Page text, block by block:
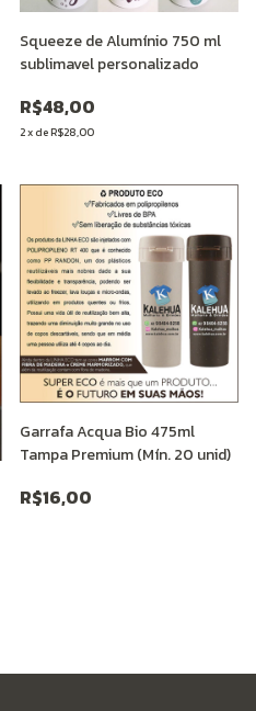
Squeeze de Alumínio 750 ml
sublimavel personalizado
R$48,00
2x deR$28,00
Garrafa Acqua Bio 475ml
Tampa Premium (Mín. 20 unid)
R$16,00